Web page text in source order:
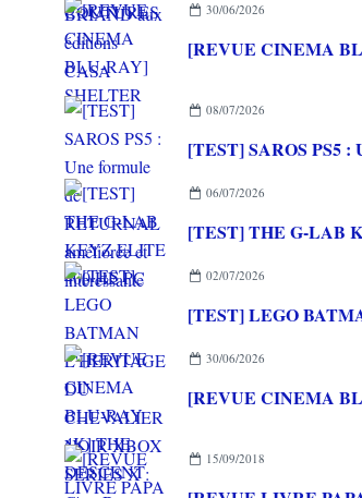
30/06/2026
08/07/2026
06/07/2026
02/07/2026
30/06/2026
15/09/2018